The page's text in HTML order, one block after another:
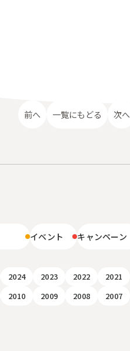
前へ 一覧にもどる 次へ
イベント キャンペーン
2024 2023 2022 2021
2010 2009 2008 2007